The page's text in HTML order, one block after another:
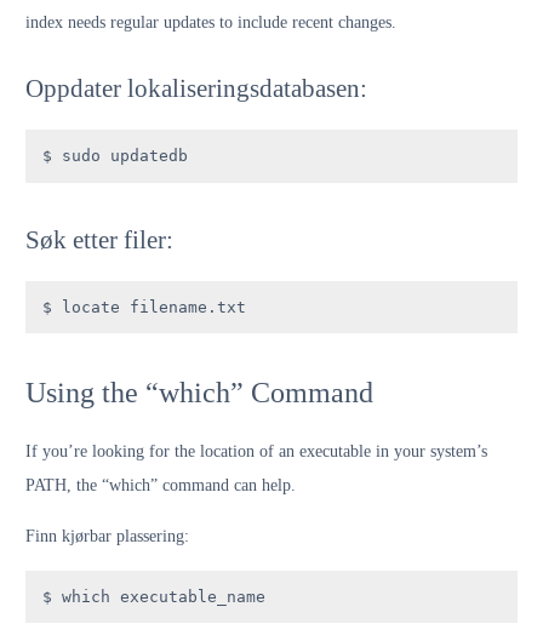
index needs regular updates to include recent changes.
Oppdater lokaliseringsdatabasen:
$ sudo updatedb
Søk etter filer:
$ locate filename.txt
Using the “which” Command
If you’re looking for the location of an executable in your system’s
PATH, the “which” command can help.
Finn kjørbar plassering:
$ which executable_name